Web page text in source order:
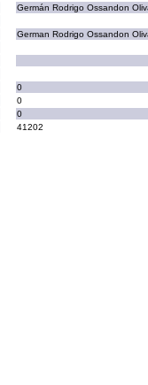
Germán Rodrigo Ossandon
German Rodrigo Ossandon
0
0
0
41202